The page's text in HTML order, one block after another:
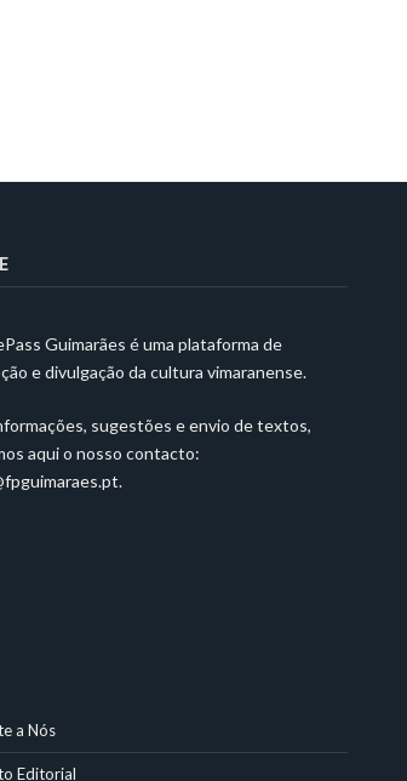
Guimarães é uma plataforma de
e divulgação da cultura vimaranense.
sugestões e envio de textos,
aqui o nosso contacto:
.
a Nós
Editorial